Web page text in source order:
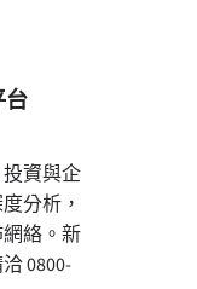
台
資與企
分析，
絡。新
0800-